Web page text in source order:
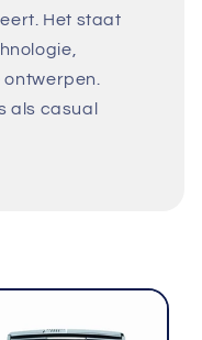
Het staat
als casual